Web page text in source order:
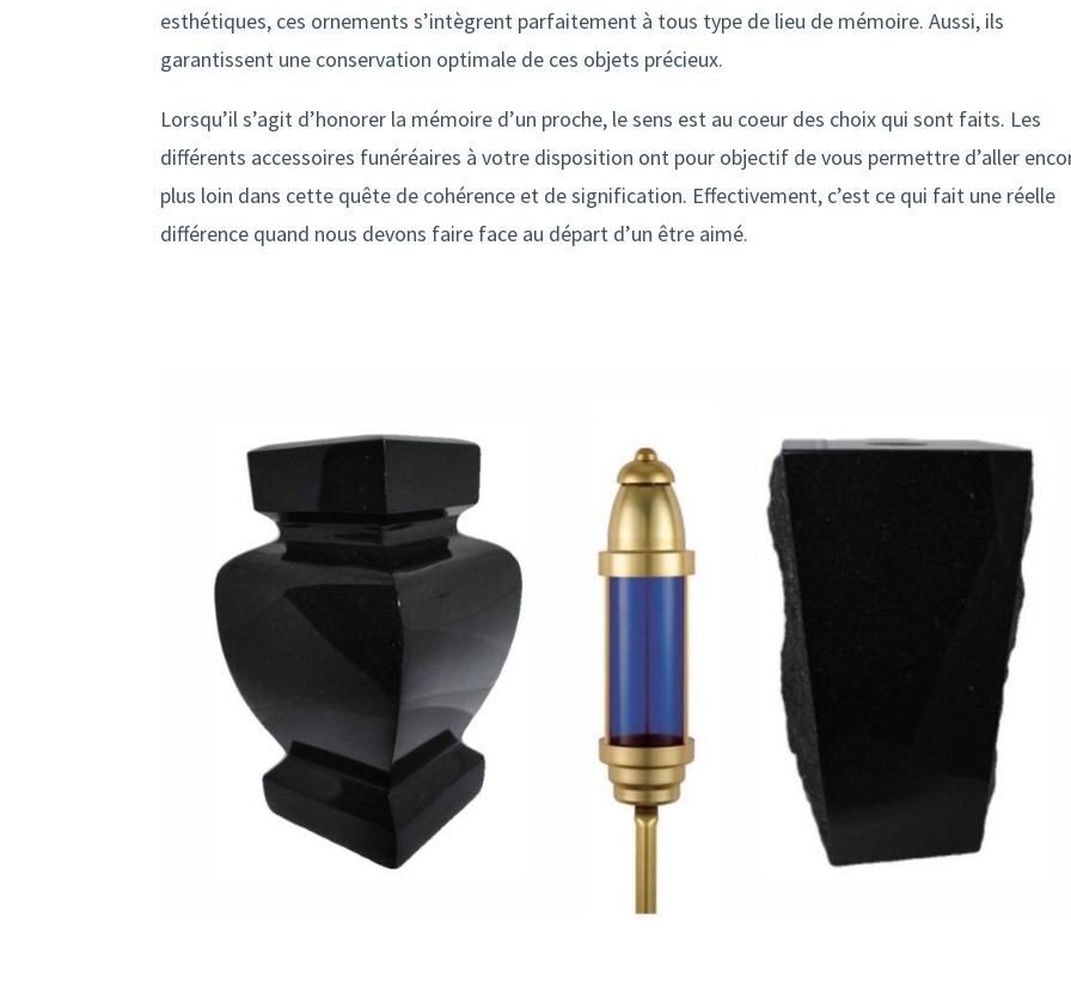
esthétiques, ces ornements s’intègrent parfaitement à tous type de lieu de mémoire. Aussi, ils
garantissent une conservation optimale de ces objets précieux.
Lorsqu’il s’agit d’honorer la mémoire d’un proche, le sens est au coeur des choix qui sont faits. Les
différents accessoires funéréaires à votre disposition ont pour objectif de vous permettre d’aller
plus loin dans cette quête de cohérence et de signification. Effectivement, c’est ce qui fait une réelle
différence quand nous devons faire face au départ d’un être aimé.